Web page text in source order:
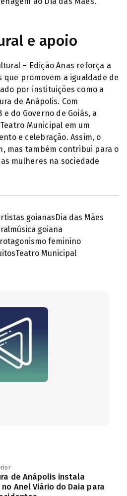
e apoio
– Edição Anas reforça a
promovem a igualdade de
por instituições como a
de Anápolis. Com
do Governo de Goiás, a
Municipal em um
e celebração. Assim, o
mas também contribui para o
mulheres na sociedade
goianas Dia das Mães
música goiana
feminino
Teatro Municipal
de Anápolis instala
Anel Viário do Daia para